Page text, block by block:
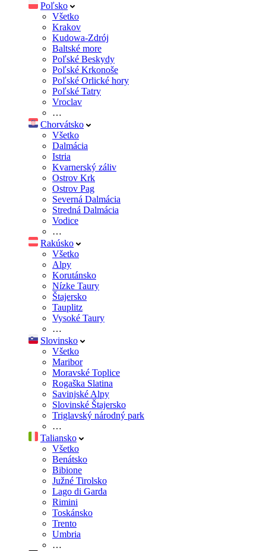
Poľsko
Všetko
Krakov
Kudowa-Zdrój
Baltské more
Poľské Beskydy
Poľské Krkonoše
Poľské Orlické hory
Poľské Tatry
Vroclav
…
Chorvátsko
Všetko
Dalmácia
Istria
Kvarnerský záliv
Ostrov Krk
Ostrov Pag
Severná Dalmácia
Stredná Dalmácia
Vodice
…
Rakúsko
Všetko
Alpy
Korutánsko
Nízke Taury
Štajersko
Tauplitz
Vysoké Taury
…
Slovinsko
Všetko
Maribor
Moravské Toplice
Rogaška Slatina
Savinjské Alpy
Slovinské Štajersko
Triglavský národný park
…
Taliansko
Všetko
Benátsko
Bibione
Južné Tirolsko
Lago di Garda
Rimini
Toskánsko
Trento
Umbria
…